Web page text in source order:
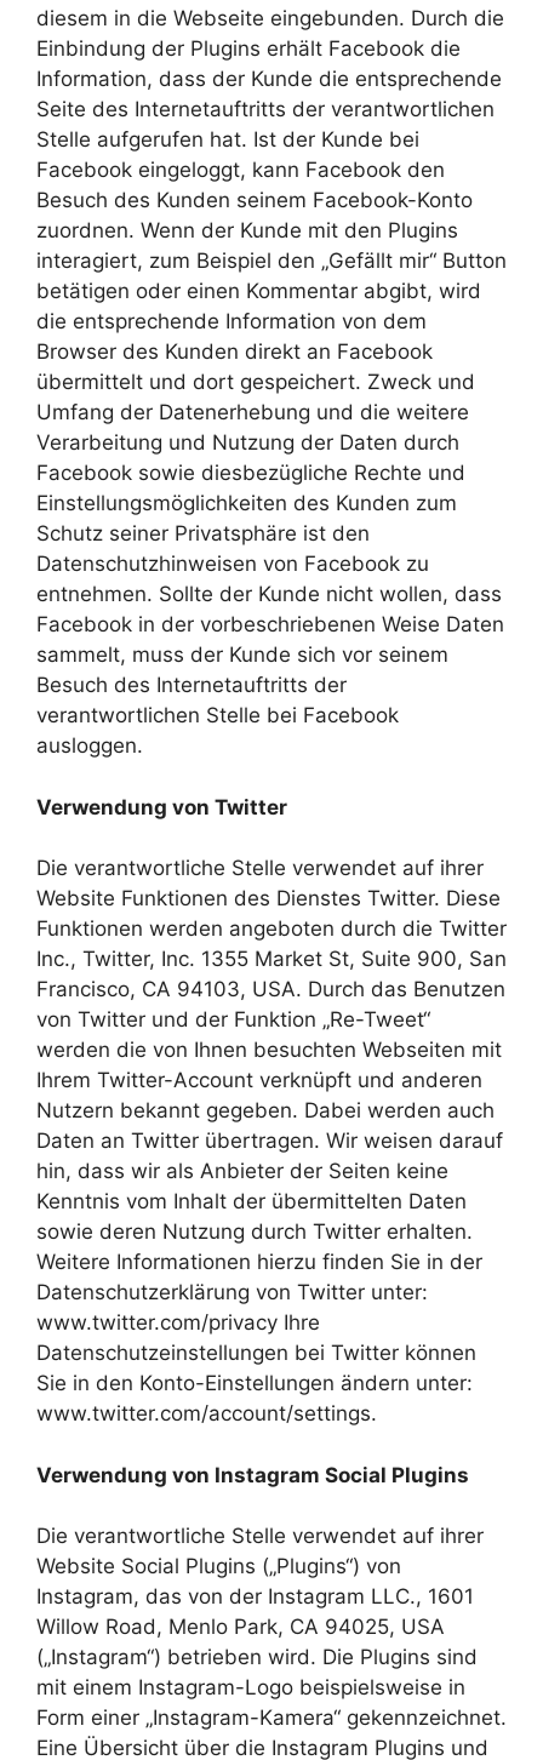
diesem in die Webseite eingebunden. Durch die
Einbindung der Plugins erhält Facebook die
Information, dass der Kunde die entsprechende
Seite des Internetauftritts der verantwortlichen
Stelle aufgerufen hat. Ist der Kunde bei
Facebook eingeloggt, kann Facebook den
Besuch des Kunden seinem Facebook-Konto
zuordnen. Wenn der Kunde mit den Plugins
interagiert, zum Beispiel den „Gefällt mir“ Button
betätigen oder einen Kommentar abgibt, wird
die entsprechende Information von dem
Browser des Kunden direkt an Facebook
übermittelt und dort gespeichert. Zweck und
Umfang der Datenerhebung und die weitere
Verarbeitung und Nutzung der Daten durch
Facebook sowie diesbezügliche Rechte und
Einstellungsmöglichkeiten des Kunden zum
Schutz seiner Privatsphäre ist den
Datenschutzhinweisen von Facebook zu
entnehmen. Sollte der Kunde nicht wollen, dass
Facebook in der vorbeschriebenen Weise Daten
sammelt, muss der Kunde sich vor seinem
Besuch des Internetauftritts der
verantwortlichen Stelle bei Facebook
ausloggen.
Verwendung von Twitter
Die verantwortliche Stelle verwendet auf ihrer
Website Funktionen des Dienstes Twitter. Diese
Funktionen werden angeboten durch die Twitter
Inc., Twitter, Inc. 1355 Market St, Suite 900, San
Francisco, CA 94103, USA. Durch das Benutzen
von Twitter und der Funktion „Re-Tweet“
werden die von Ihnen besuchten Webseiten mit
Ihrem Twitter-Account verknüpft und anderen
Nutzern bekannt gegeben. Dabei werden auch
Daten an Twitter übertragen. Wir weisen darauf
hin, dass wir als Anbieter der Seiten keine
Kenntnis vom Inhalt der übermittelten Daten
sowie deren Nutzung durch Twitter erhalten.
Weitere Informationen hierzu finden Sie in der
Datenschutzerklärung von Twitter unter:
www.twitter.com/privacy Ihre
Datenschutzeinstellungen bei Twitter können
Sie in den Konto-Einstellungen ändern unter:
www.twitter.com/account/settings.
Verwendung von Instagram Social Plugins
Die verantwortliche Stelle verwendet auf ihrer
Website Social Plugins („Plugins“) von
Instagram, das von der Instagram LLC., 1601
Willow Road, Menlo Park, CA 94025, USA
(„Instagram“) betrieben wird. Die Plugins sind
mit einem Instagram-Logo beispielsweise in
Form einer „Instagram-Kamera“ gekennzeichnet.
Eine Übersicht über die Instagram Plugins und